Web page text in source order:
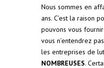
Nous sommes en
ans. C’est la raison
pouvons vous
vous n’entendrez
les entreprises de
NOMBREUSES.